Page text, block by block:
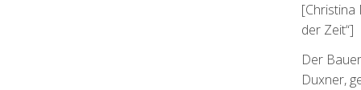
[Christina
der Zeit“]
Der
Duxner,